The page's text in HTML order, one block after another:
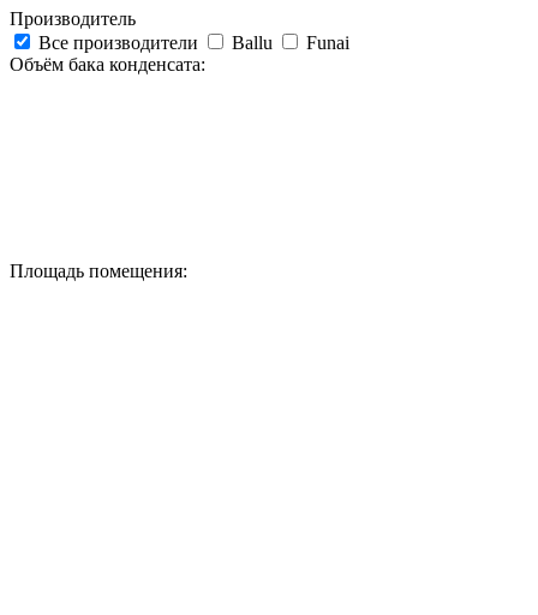
Производитель
Все производители
Ballu
Funai
Объём бака конденсата:
Площадь помещения: